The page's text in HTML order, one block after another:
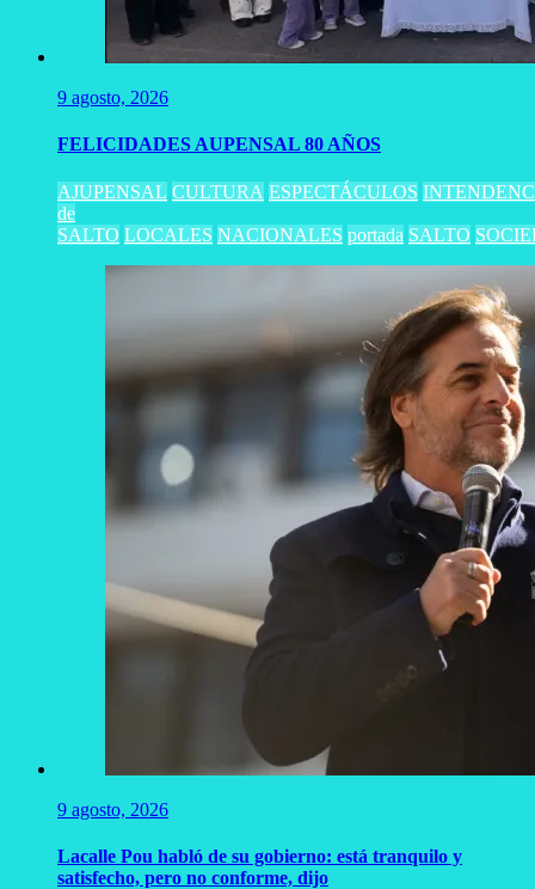
9 agosto, 2026
FELICIDADES AUPENSAL 80 AÑOS
AJUPENSAL CULTURA ESPECTÁCULOS
de
SALTO LOCALES NACIONALES portada SALTO
9 agosto, 2026
Lacalle Pou habló de su gobierno: está tranquilo y
satisfecho, pero no conforme, dijo